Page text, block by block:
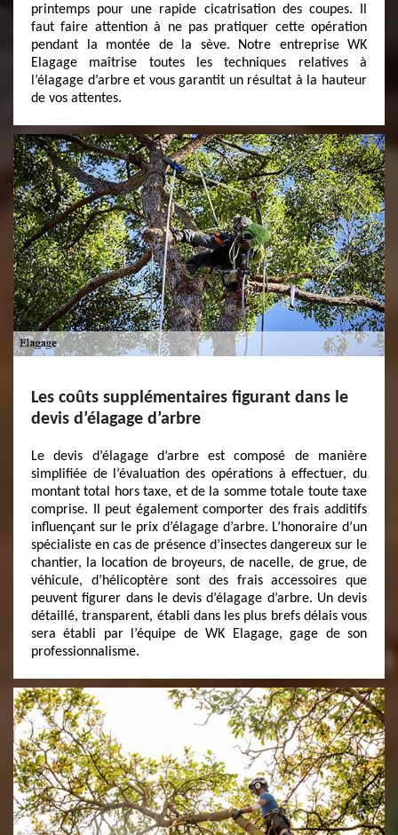
printemps pour une rapide cicatrisation des coupes. Il
faut faire attention à ne pas pratiquer cette opération
pendant la montée de la sève. Notre entreprise WK
Elagage maîtrise toutes les techniques relatives à
l’élagage d’arbre et vous garantit un résultat à la hauteur
de vos attentes.
Les coûts supplémentaires figurant dans le
devis d’élagage d’arbre
Le devis d’élagage d’arbre est composé de manière
simplifiée de l’évaluation des opérations à effectuer, du
montant total hors taxe, et de la somme totale toute taxe
comprise. Il peut également comporter des frais additifs
influençant sur le prix d’élagage d’arbre. L’honoraire d’un
spécialiste en cas de présence d’insectes dangereux sur le
chantier, la location de broyeurs, de nacelle, de grue, de
véhicule, d’hélicoptère sont des frais accessoires que
peuvent figurer dans le devis d’élagage d’arbre. Un devis
détaillé, transparent, établi dans les plus brefs délais vous
sera établi par l’équipe de WK Elagage, gage de son
professionnalisme.